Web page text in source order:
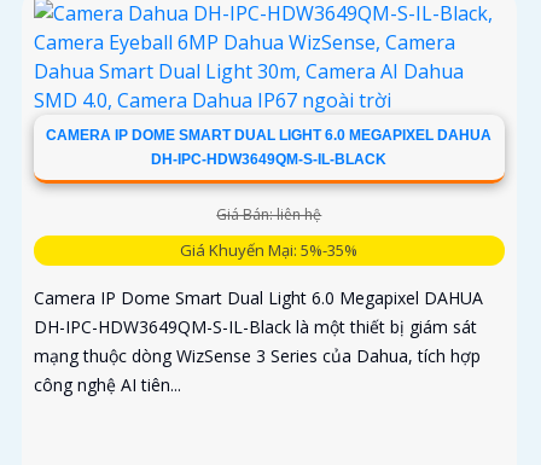
CAMERA IP DOME SMART DUAL LIGHT 6.0 MEGAPIXEL DAHUA
DH-IPC-HDW3649QM-S-IL-BLACK
Giá Bán: liên hệ
Giá Khuyến Mại: 5%-35%
Camera IP Dome Smart Dual Light 6.0 Megapixel DAHUA
DH-IPC-HDW3649QM-S-IL-Black là một thiết bị giám sát
mạng thuộc dòng WizSense 3 Series của Dahua, tích hợp
công nghệ AI tiên...